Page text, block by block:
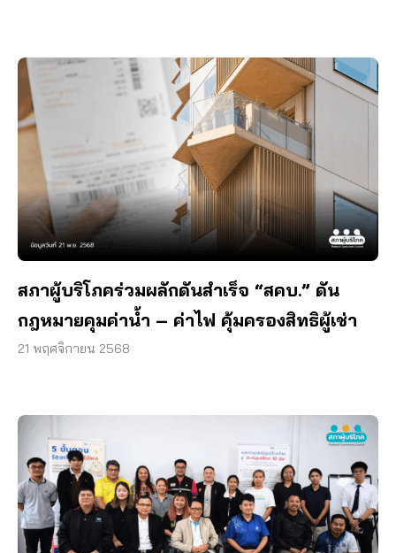
สภาผู้บริโภคร่วมผลักดันสำเร็จ “สคบ.” ดัน
กฎหมายคุมค่าน้ำ – ค่าไฟ คุ้มครองสิทธิผู้เช่า
21 พฤศจิกายน 2568